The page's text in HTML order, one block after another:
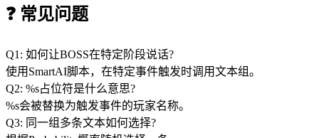
❓ 常见问题
Q1: 如何让BOSS在特定阶段说话?
使用SmartAI脚本，在特定事件触发时调用文本组。
Q2: %s占位符是什么意思?
%s会被替换为触发事件的玩家名称。
Q3: 同一组多条文本如何选择?